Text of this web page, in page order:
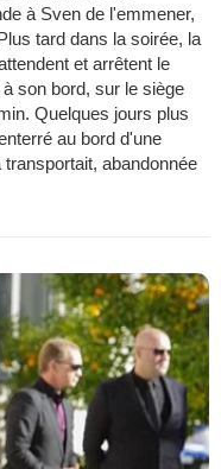
à Sven de l'emmener,
tard dans la soirée, la
et arrêtent le
son bord, sur le siège
Quelques jours plus
au bord d'une
abandonnée